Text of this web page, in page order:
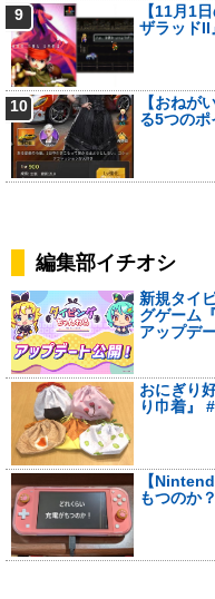
9
【11月1
ザラッドII
10
【おねが
る5つのポ
編集部イチオシ
新規タイ
グゲーム
アップデ
おにぎり
り巾着』
【
もつのか